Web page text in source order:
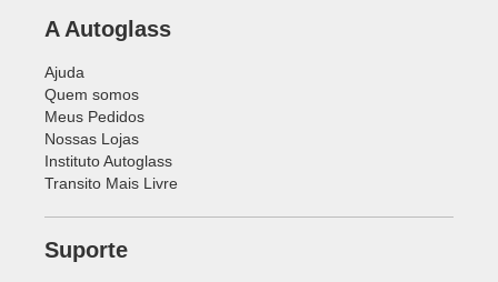
A Autoglass
Ajuda
Quem somos
Meus Pedidos
Nossas Lojas
Instituto Autoglass
Transito Mais Livre
Suporte